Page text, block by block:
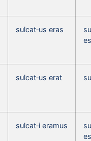
sulcat‑us eras
sulcat‑us erat
sulcat‑i eramus